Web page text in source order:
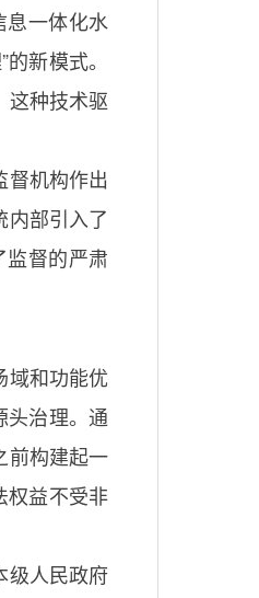
息一体化水
新模式。
这种技术驱
督机构作出
内部引入了
督的严肃
域和功能优
头治理。通
前构建起一
权益不受非
级人民政府